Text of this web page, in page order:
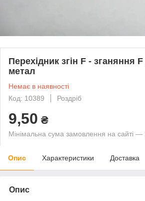
Перехідник згін F - зганяння
метал
Немає в наявності
Код: 10389
Роздріб
9,50 ₴
Мінімальна сума замовлення на сайті —
Опис Характеристики Доставка
Опис